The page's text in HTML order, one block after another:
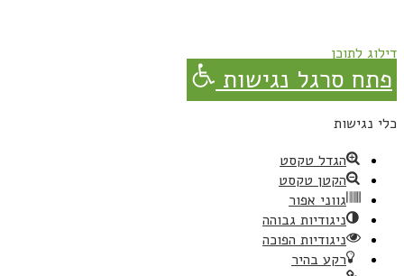
דילוג לתוכן
פתח סרגל נגישות
כלי נגישות
הגדל טקסט
הקטן טקסט
גווני אפור
ניגודיות גבוהה
ניגודיות הפוכה
רקע בהיר